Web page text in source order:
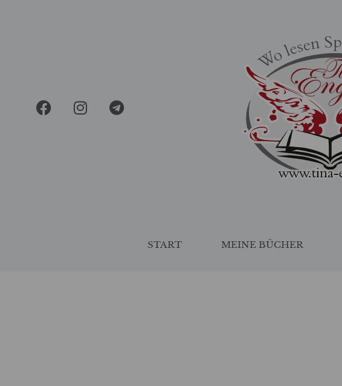
START MEINE BÜCHER